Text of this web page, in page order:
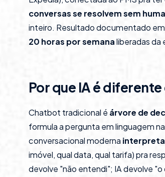
conversas se resolvem sem
inteiro. Resultado documentado em
20 horas por semanaliberadas da
Por que IA é
Chatbot tradicional é árvore de
formula a pergunta em linguagem
conversacional moderna
imóvel, qual data, qual tarifa) pra
devolve "não entendi"; IA devolve